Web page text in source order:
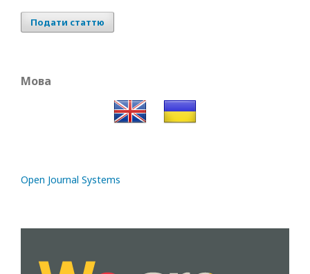
Подати статтю
Мова
Open Journal Systems